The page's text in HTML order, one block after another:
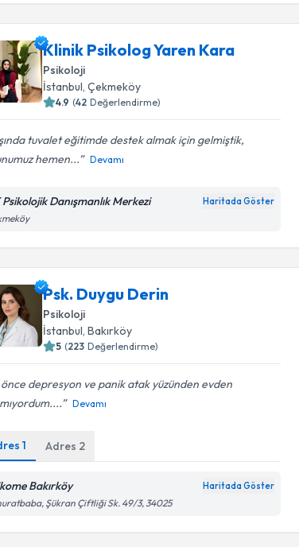
Klinik Psikolog Yaren Kara
Psikoloji
İstanbul , Çekmeköy
4.9 (42 Değerlendirme)
tuvalet eğitimde destek almak için gelmiştik,
hemen...
Devamı
Psikolojik Danışmanlık Merkezi Haritada Göster
Psk. Duygu Derin
Psikoloji
İstanbul , Bakırköy
5 (223 Değerlendirme)
depresyon ve panik atak yüzünden evden
Devamı
1 Adres 2
Bakırköy Haritada Göster
Şükran Çiftliği Sk. 49/3, 34025